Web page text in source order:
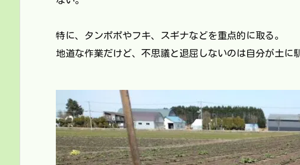
特に、タンポポやフキ、スギナなどを重点的に取る。
地道な作業だけど、不思議と退屈しないのは自分が土に